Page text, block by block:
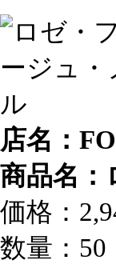
店名：
商品名：
価格：
数量：50